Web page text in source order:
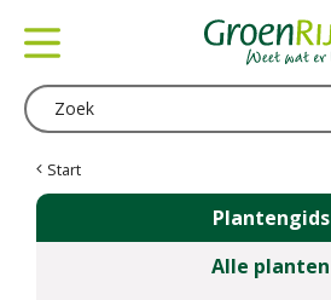
Start
Plantengids
Alle planten